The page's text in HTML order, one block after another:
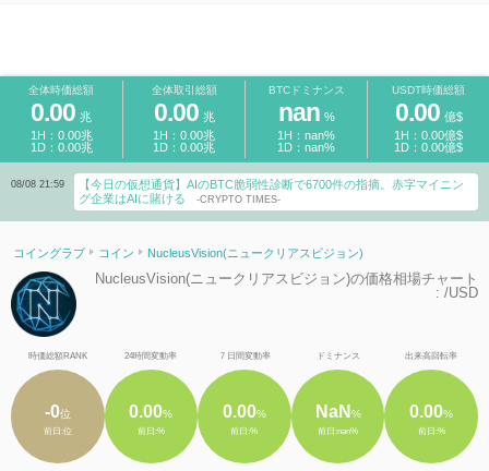
全体時価総額 全体取引総額 BTCドミナンス USDT時価総額
0.00 兆
1H：0.00兆
1D：0.00兆
0.00 兆
1H：0.00兆
1D：0.00兆
nan %
1H：nan%
1D：nan%
0.00 億$
1H：0.00億$
1D：0.00億$
08/08 21:59
【今日の仮想通貨】AIのBTC脆弱性診断で6700件の指摘。赤字マイニン
グ企業はAIに賭ける
-CRYPTO TIMES-
コイングラブ コイン NucleusVision(ニュークリアスビジョン)
NucleusVision(ニュークリアスビジョン)の価格相場チャート
: /USD
時価総額RANK
-0位
前日:位
24時間変動率
0.00%
前日:%
７日間変動率
0.00%
前日:%
ドミナンス
NaN %
前日:nan%
出来高回転率
0.00%
前日:%